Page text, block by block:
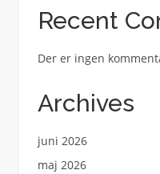
Recent
Der er ingen
Archives
juni 2026
maj 2026